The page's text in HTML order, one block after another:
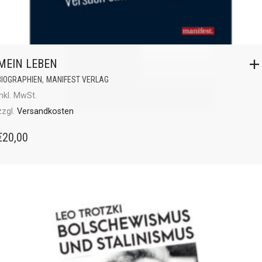
LEBEN
, MANIFEST VERLAG
MwSt.
Versandkosten
20,00